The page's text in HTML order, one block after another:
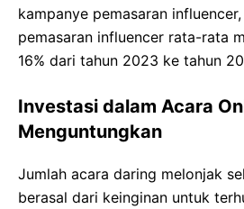
kampanye pemasaran
pemasaran influencer rata-rata
16% dari tahun 2023 ke tahun
Investasi dalam Acara
Menguntungkan
Jumlah acara daring melonjak
berasal dari keinginan untuk